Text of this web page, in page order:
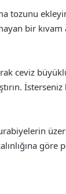
tozunu
bir
ceviz